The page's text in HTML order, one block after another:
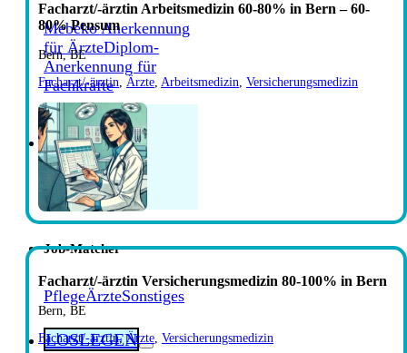
Mebeko Anerkennung
für ÄrzteDiplom-
Anerkennung für
Fachkräfte
Jobs
Job suchen
Job-Matcher
PflegeÄrzteSonstiges
LOSLEGEN
Facharzt/-ärztin Arbeitsmedizin 60-80% in Bern – 60-
80% Pensum
Bern, BE
Facharzt/-ärztin, Ärzte, Arbeitsmedizin, Versicherungsmedizin
Facharzt/-ärztin Versicherungsmedizin 80-100% in Bern
Bern, BE
Facharzt/-ärztin,Ärzte, Versicherungsmedizin